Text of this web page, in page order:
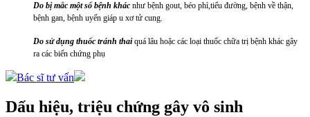
Do bị mắc một số bệnh khác như bệnh gout, béo phì,tiểu đường, bệnh về thận,
bệnh gan, bệnh uyến giáp u xơ tử cung.
Do sử dụng thuốc tránh thaiquá lâu hoặc các loại thuốc chữa trị bệnh khác gây
ra các biến chứng phụ
Bác sĩ tư vấn
Dấu hiệu, triệu chứng gây vô si​nh